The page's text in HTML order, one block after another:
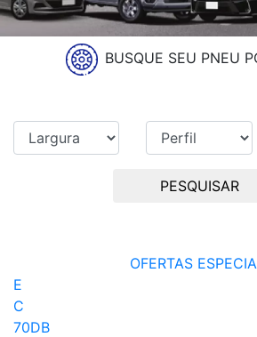
BUSQUE SEU PNEU
PESQUISAR
OFERTAS
E
C
70DB